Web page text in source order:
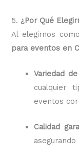
5. ¿Por Qué
Al elegirnos
para eventos en
Variedad
cualquier
eventos
Calidad